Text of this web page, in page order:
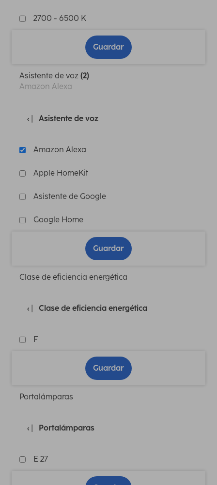
2700 - 6500 K
Guardar
Asistente de voz (2)
Amazon Alexa
Asistente de voz
Amazon Alexa
Apple HomeKit
Asistente de Google
Google Home
Guardar
Clase de eficiencia energética
Clase de eficiencia energética
F
Guardar
Portalámparas
Portalámparas
E 27